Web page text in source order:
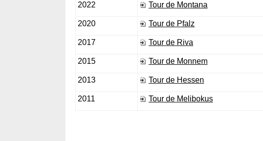
2022 Tour de Montana
2020 Tour de Pfalz
2017 Tour de Riva
2015 Tour de Monnem
2013 Tour de Hessen
2011 Tour de Melibokus